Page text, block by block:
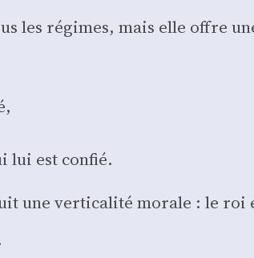
les régimes, mais elle offre
lui est confié.
une ver­ti­ca­li­té morale : le roi